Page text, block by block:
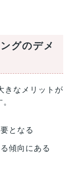
グのデメ
きなメリットが
となる
傾向にある